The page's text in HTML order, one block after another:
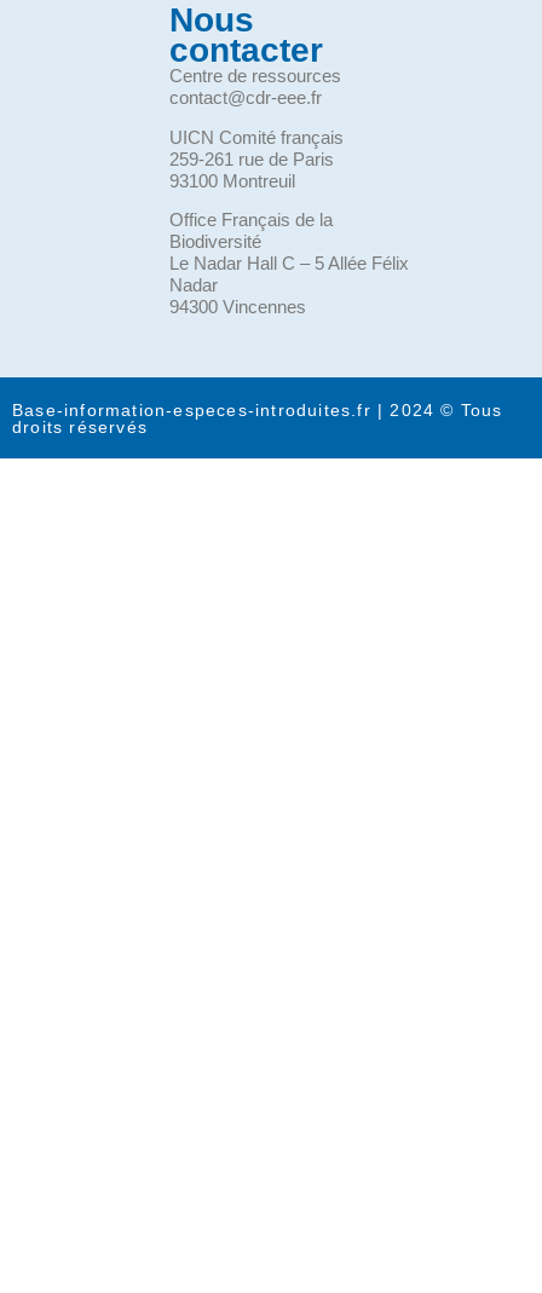
Nous
contacter
Centre de ressources
contact@cdr-eee.fr
UICN Comité français
259-261 rue de Paris
93100 Montreuil
Office Français de la
Biodiversité
Le Nadar Hall C – 5 Allée Félix
Nadar
94300 Vincennes
Base-information-especes-introduites.fr | 2024 © Tous
droits réservés